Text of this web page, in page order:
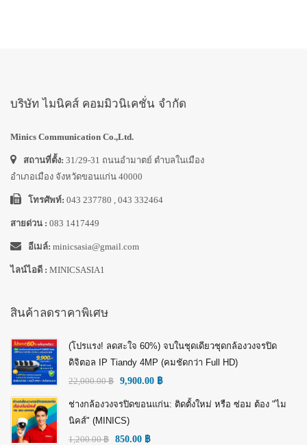
บริษัท ไมนิคส์ คอมมิวนิเคชั่น จำกัด
Minics Communication Co.,Ltd.
สถานที่ตั้ง: 31/29-31 ถนนอำมาตย์ ตำบลในเมือง
อำเภอเมือง จังหวัดขอนแก่น 40000
โทรศัพท์: 043 237780 , 043 332464
สายด่วน : 083 1417449
อีเมล์: minicsasia@gmail.com
ไลน์ไอดี : MINICSASIA1
สินค้าลดราคาพิเศษ
(โปรแรง! ลดสะใจ 60%) จบในชุดเดียวชุดกล้องวงจรปิด
ดิจิตอล IP Tiandy 4MP (คมชัดกว่า Full HD)
22,000.00฿ 9,900.00 ฿
ช่างกล้องวงจรปิดขอนแก่น: ติดตั้งใหม่ หรือ ซ่อม ต้อง "ไม
นิคส์" (MINICS)
1,200.00฿ 850.00 ฿